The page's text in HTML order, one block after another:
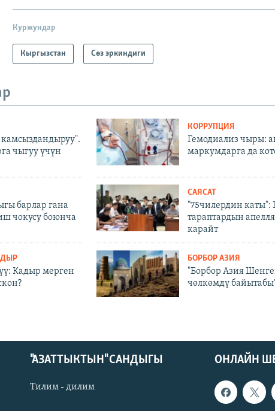
Куржундар
Кыргызстан Сөз эркиндиги
чыгуу үчүн
КОРРУПЦИЯ
Гемодиализ чыры:
маркумдарга да
барлар гана
чокусу боюнча
САЯСАТ
"75чилердин каты":
тараптардын
карайт
Кадыр мерген
БОРБОР АЗИЯ
"Борбор Азия
чөлкөмдү
ОНЛАЙН
"АЗАТТЫКТЫН" САНДЫГЫ
Тилим - дилим